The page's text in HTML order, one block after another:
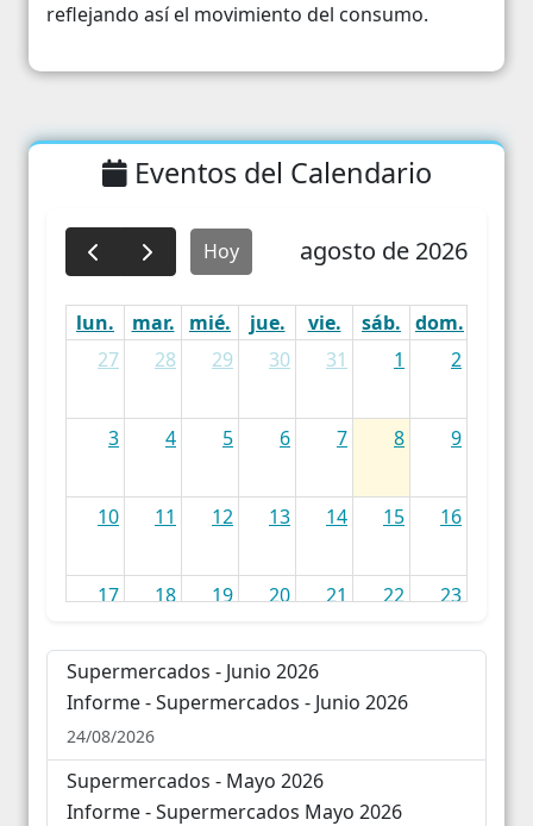
reflejando así el movimiento del consumo.
Eventos del Calendario
Hoy agosto de 2026
lun. mar. mié. jue. vie. sáb. dom.
27
28 29 30 31 1 2
3 4 5 6 7 8 9
10 11 12 13 14 15 16
17 18 19 20 21 22 23
24
Supermercados - Junio 2026
25 26 27
31
Supermercados - Junio 2026
Informe - Supermercados - Junio 2026
24/08/2026
Supermercados - Mayo 2026
Informe - Supermercados Mayo 2026